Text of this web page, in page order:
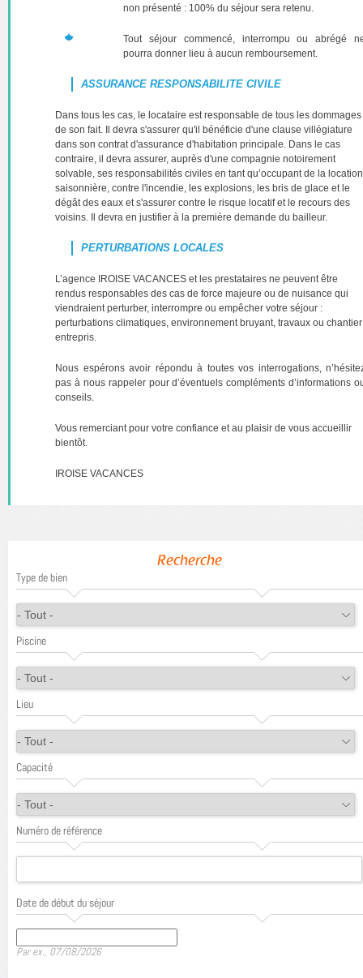
Recherche
Type de bien
Piscine
Lieu
Capacité
Numéro de référence
Date de début du séjour
Date
Par ex., 07/08/2026
non présenté : 100% du séjour sera retenu.
Tout séjour commencé, interrompu ou abrégé
pourra donner lieu à aucun remboursement.
ASSURANCE RESPONSABILITE CIVILE
Dans tous les cas, le locataire est responsable de tous les dommages
de son fait. Il devra s'assurer qu'il bénéficie d'une clause villégiature
dans son contrat d'assurance d'habitation principale. Dans le cas
contraire, il devra assurer, auprès d'une compagnie notoirement
solvable, ses responsabilités civiles en tant qu’occupant de la location
saisonnière, contre l'incendie, les explosions, les bris de glace et le
dégât des eaux et s'assurer contre le risque locatif et le recours des
voisins. Il devra en justifier à la première demande du bailleur.
PERTURBATIONS LOCALES
L’agence IROISE VACANCES et les prestataires ne peuvent être
rendus responsables des cas de force majeure ou de nuisance qui
viendraient perturber, interrompre ou empêcher votre séjour :
perturbations climatiques, environnement bruyant, travaux ou chantier
entrepris.
Nous espérons avoir répondu à toutes vos interrogations,
pas à nous rappeler pour d’éventuels compléments d’informations
conseils.
Vous remerciant pour votre confiance et au plaisir de vous accueillir
bientôt.
IROISE VACANCES